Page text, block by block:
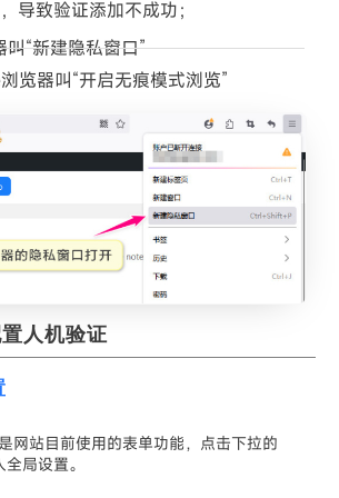
导致验证添加不成功；
“新建隐私窗口”
览器叫“开启无痕模式浏览”
人机验证
网站目前使用的表单功能，点击下拉的
局设置。